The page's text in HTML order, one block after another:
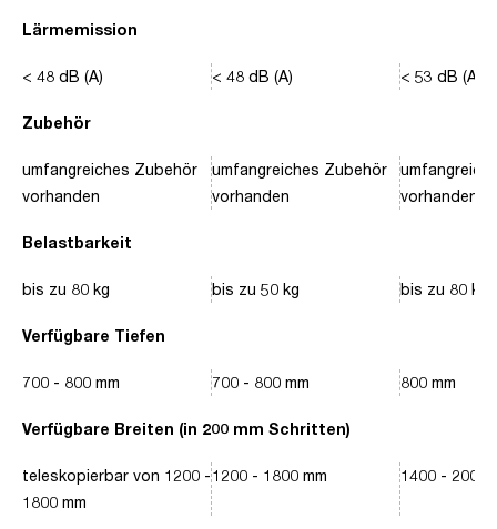
Lärmemission
Zubehör
Belastbarkeit
Verfügbare Tiefen
Verfügbare Breiten (in 200 mm Schritten)
< 48 dB (A)
umfangreiches Zubehör
vorhanden
bis zu 80 kg
700 - 800 mm
teleskopierbar von 1200 -
1800 mm
< 48 dB (A)
umfangreiches Zubehör
vorhanden
bis zu 50 kg
700 - 800 mm
1200 - 1800 mm
< 53 dB (A)
vorhanden
bis zu 80 kg
800 mm
1400 - 2000